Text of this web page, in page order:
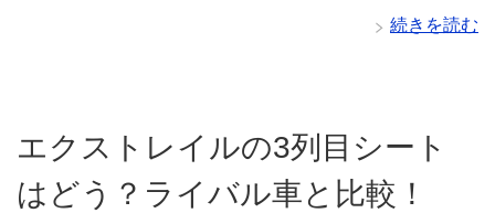
続きを読む
エクストレイルの3列目シート
はどう？ライバル車と比較！